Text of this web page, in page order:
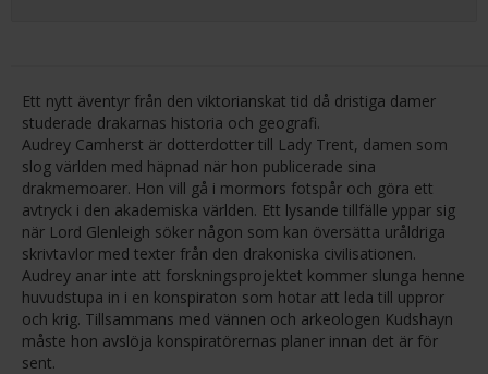
Ett nytt äventyr från den viktorianskat tid då dristiga damer
studerade drakarnas historia och geografi.
Audrey Camherst är dotterdotter till Lady Trent, damen som
slog världen med häpnad när hon publicerade sina
drakmemoarer. Hon vill gå i mormors fotspår och göra ett
avtryck i den akademiska världen. Ett lysande tillfälle yppar sig
när Lord Glenleigh söker någon som kan översätta uråldriga
skrivtavlor med texter från den drakoniska civilisationen.
Audrey anar inte att forskningsprojektet kommer slunga henne
huvudstupa in i en konspiraton som hotar att leda till uppror
och krig. Tillsammans med vännen och arkeologen Kudshayn
måste hon avslöja konspiratörernas planer innan det är för
sent.